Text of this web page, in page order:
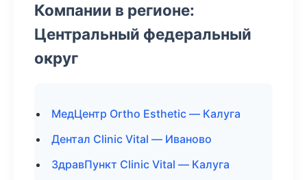
Компании в регионе:
Центральный федеральный
округ
МедЦентр Ortho Esthetic — Калуга
Дентал Clinic Vital — Иваново
ЗдравПункт Clinic Vital — Калуга